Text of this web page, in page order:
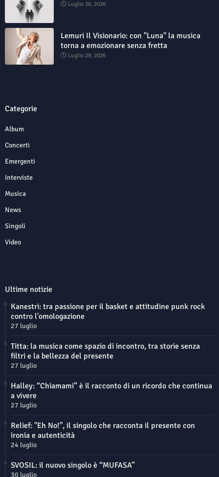
Luglio 30, 2026
Lemuri Il Visionario: con "Luna" la musica
torna a emozionare senza fretta
Luglio 29, 2026
Categorie
Album
Concerti
Emergenti
Interviste
Musica
News
Singoli
Video
Ultime notizie
Kanestri: tra passione per il basket e attitudine punk rock
contro l'omologazione
27 luglio
Titta: la musica come spazio di incontro, tra storie senza
filtri e la bellezza del presente
27 luglio
Halley: “Chiamami” è il racconto di un ricordo che continua
a vivere
27 luglio
Relief: "Eh No!", il singolo che racconta il presente con
ironia e autenticità
24 luglio
SVOSIL: il nuovo singolo è “MUFASA”
30 luglio